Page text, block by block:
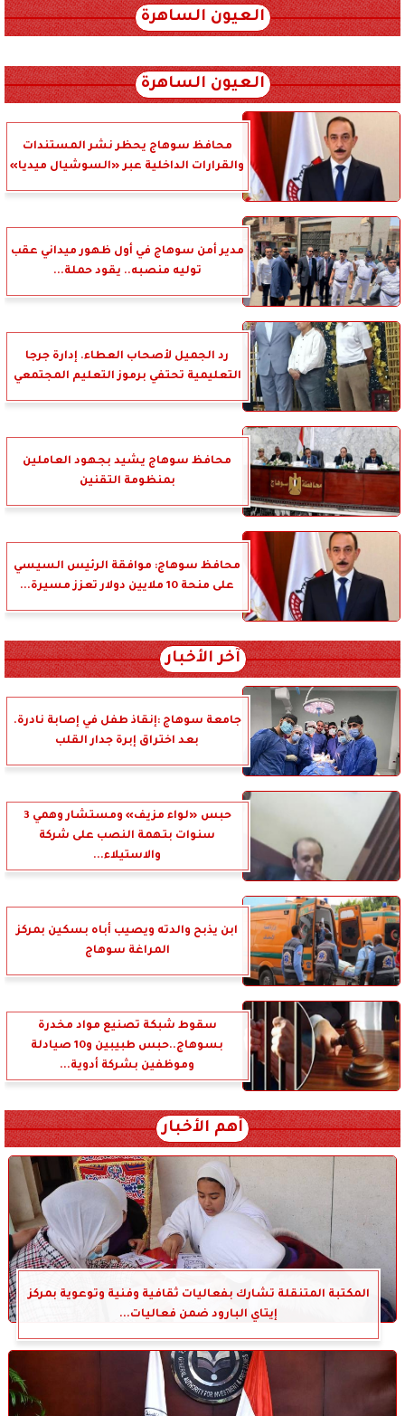
العيون الساهرة
العيون الساهرة
محافظ سوهاج يحظر نشر المستندات
والقرارات الداخلية عبر «السوشيال ميديا»
مدير أمن سوهاج في أول ظهور ميداني عقب
توليه منصبه.. يقود حملة...
رد الجميل لأصحاب العطاء. إدارة جرجا
التعليمية تحتفي برموز التعليم المجتمعي
محافظ سوهاج يشيد بجهود العاملين
بمنظومة التقنين
محافظ سوهاج: موافقة الرئيس السيسي
على منحة 10 ملايين دولار تعزز مسيرة...
آخر الأخبار
جامعة سوهاج :إنقاذ طفل في إصابة نادرة.
بعد اختراق إبرة جدار القلب
حبس «لواء مزيف» ومستشار وهمي 3
سنوات بتهمة النصب على شركة
والاستيلاء...
ابن يذبح والدته ويصيب أباه بسكين بمركز
المراغة سوهاج
سقوط شبكة تصنيع مواد مخدرة
بسوهاج..حبس طبيبين و10 صيادلة
وموظفين بشركة أدوية...
أهم الأخبار
المكتبة المتنقلة تشارك بفعاليات ثقافية وفنية وتوعوية بمركز
إيتاي البارود ضمن فعاليات...